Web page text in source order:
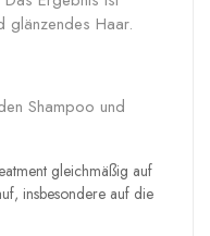
glänzendes Haar.
Shampoo und
gleichmäßig auf
insbesondere auf die